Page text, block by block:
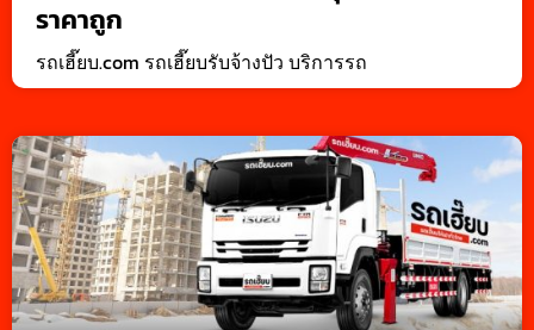
ราคาถูก
รถเฮี๊ยบ.com รถเฮี๊ยบรับจ้างปัว บริการรถ